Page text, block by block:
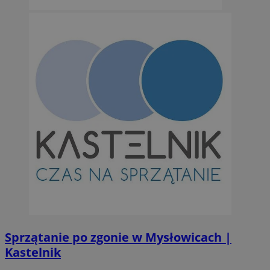
Sprzątanie po zgonie w Mysłowicach |
Kastelnik
INGRESSCOOKIE
bh.contextweb.com
CookieScriptConsent
CookieScript
m-ce.pl